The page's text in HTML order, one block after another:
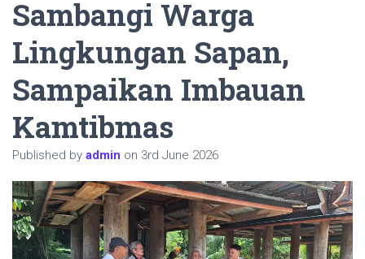
Sambangi Warga
Lingkungan Sapan,
Sampaikan Imbauan
Kamtibmas
Published by admin on 3rd June 2026